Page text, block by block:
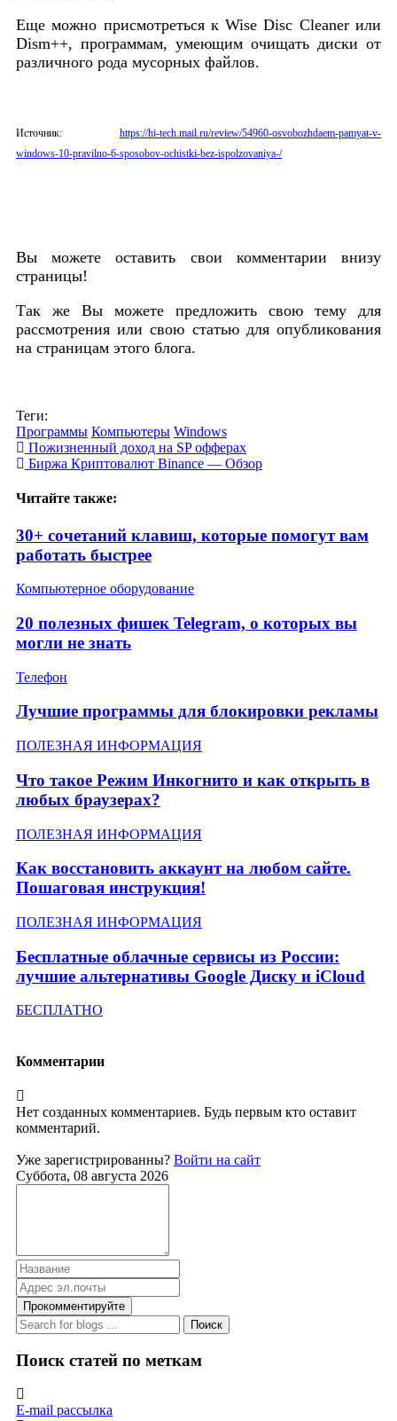
Еще можно присмотреться к Wise Disc Cleaner или
Dism++, программам, умеющим очищать диски от
различного рода мусорных файлов.
Источник: https://hi-tech.mail.ru/review/54960-osvobozhdaem-pamyat-v-
windows-10-pravilno-6-sposobov-ochistki-bez-ispolzovaniya-/
Вы можете оставить свои комментарии внизу
страницы!
Так же Вы можете предложить свою тему для
рассмотрения или свою статью для опубликования
на страницам этого блога.
Теги:
Программы Компьютеры Windows
Пожизненный доход на SP офферах
Биржа Криптовалют Binance — Обзор
Читайте также:
30+ сочетаний клавиш, которые помогут вам
работать быстрее
Компьютерное оборудование
20 полезных фишек Telegram, о которых вы
могли не знать
Телефон
Лучшие программы для блокировки рекламы
ПОЛЕЗНАЯ ИНФОРМАЦИЯ
Что такое Режим Инкогнито и как открыть в
любых браузерах?
ПОЛЕЗНАЯ ИНФОРМАЦИЯ
Как восстановить аккаунт на любом сайте.
Пошаговая инструкция!
ПОЛЕЗНАЯ ИНФОРМАЦИЯ
Бесплатные облачные сервисы из России:
лучшие альтернативы Google Диску и iCloud
БЕСПЛАТНО
Комментарии
Нет созданных комментариев. Будь первым кто оставит
комментарий.
Уже зарегистрированны? Войти на сайт
Суббота, 08 августа 2026
Прокомментируйте
Поиск
Поиск статей по меткам
E-mail рассылка